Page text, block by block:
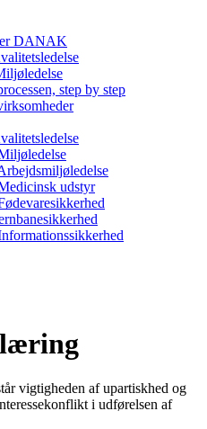
DANAK
step by step
udstyr
vigtigheden af upartiskhed og
i udførelsen af